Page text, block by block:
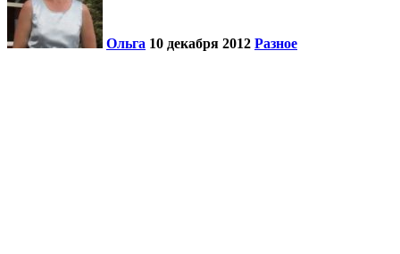
Ольга 10 декабря 2012 Разное